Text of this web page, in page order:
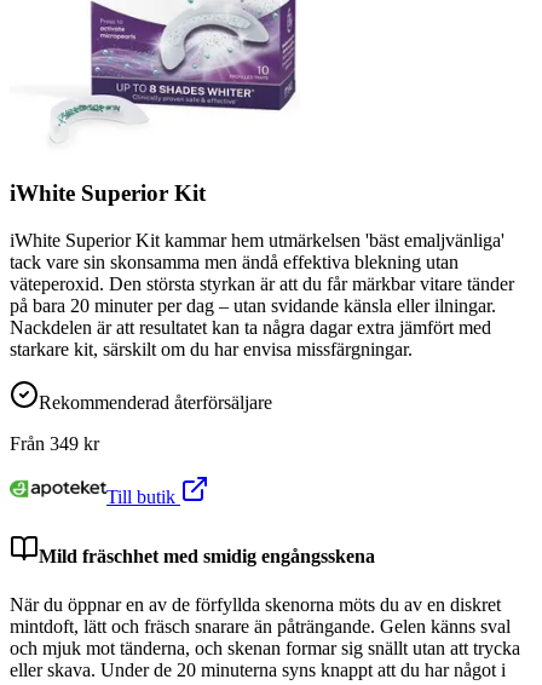
iWhite Superior Kit
iWhite Superior Kit kammar hem utmärkelsen 'bäst emaljvänliga'
tack vare sin skonsamma men ändå effektiva blekning utan
väteperoxid. Den största styrkan är att du får märkbar vitare tänder
på bara 20 minuter per dag – utan svidande känsla eller ilningar.
Nackdelen är att resultatet kan ta några dagar extra jämfört med
starkare kit, särskilt om du har envisa missfärgningar.
Rekommenderad återförsäljare
Från 349 kr
Till butik
Mild fräschhet med smidig engångsskena
När du öppnar en av de förfyllda skenorna möts du av en diskret
mintdoft, lätt och fräsch snarare än påträngande. Gelen känns sval
och mjuk mot tänderna, och skenan formar sig snällt utan att trycka
eller skava. Under de 20 minuterna syns knappt att du har något i